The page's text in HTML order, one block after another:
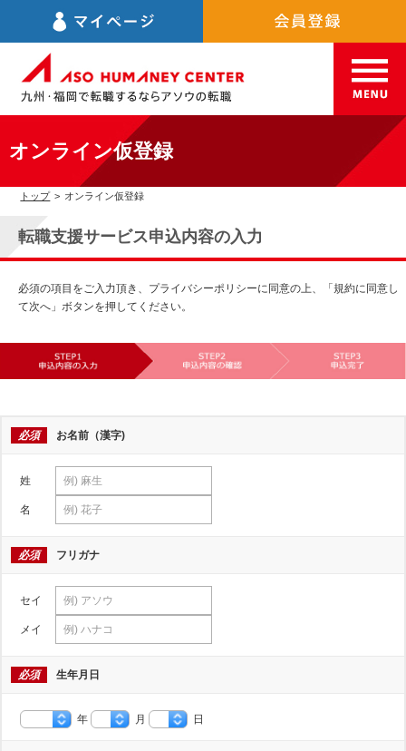
オンライン仮登録
トップ > オンライン仮登録
転職支援サービス申込内容の入力
必須の項目をご入力頂き、プライバシーポリシーに同意の上、「規約に同意し
て次へ」ボタンを押してください。
必須 お名前（漢字)
姓
名
必須 フリガナ
セイ
メイ
必須 生年月日
年 月 日